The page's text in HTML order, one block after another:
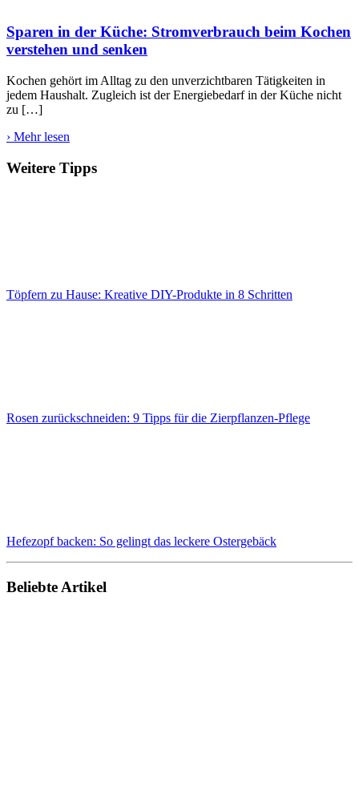
Sparen in der Küche: Stromverbrauch beim Kochen
verstehen und senken
Kochen gehört im Alltag zu den unverzichtbaren Tätigkeiten in
jedem Haushalt. Zugleich ist der Energiebedarf in der Küche nicht
zu […]
› Mehr lesen
Weitere Tipps
Töpfern zu Hause: Kreative DIY-Produkte in 8 Schritten
Rosen zurückschneiden: 9 Tipps für die Zierpflanzen-Pflege
Hefezopf backen: So gelingt das leckere Ostergebäck
Beliebte Artikel